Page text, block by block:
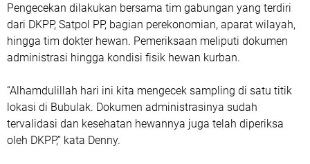
Pengecekan dilakukan bersama tim gabungan yang terdiri
dari DKPP, Satpol PP, bagian perekonomian, aparat wilayah,
hingga tim dokter hewan. Pemeriksaan meliputi dokumen
administrasi hingga kondisi fisik hewan kurban.
“Alhamdulillah hari ini kita mengecek sampling di satu titik
lokasi di Bubulak. Dokumen administrasinya sudah
tervalidasi dan kesehatan hewannya juga telah diperiksa
oleh DKPP,” kata Denny.